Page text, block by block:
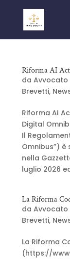
Riforma AI
da Avvocato
Brevetti,
Riforma AI
Digital
Il
Omnibus”)
nella
luglio 2026
La Riforma
da Avvocato
Brevetti,
La Riforma
(https://